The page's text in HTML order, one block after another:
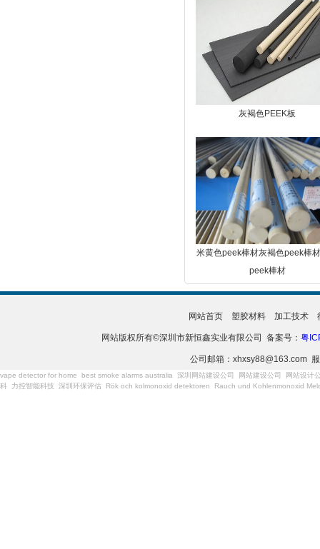
灰褐色PEEK板
米黄色peek棒材灰褐色peek棒
peek棒材
网站首页 塑胶材料 加工技术
网站版权所有©深圳市新恒鑫实业有限公司 备案号： 粤
公司邮箱：xhxsy88@163.com
vape detector for home best smoke alarms australia 深圳网站建设公司 网站建设公司
网站设计
科
力控智能科技 深圳环保评估 Rök och kolmonoxid detektoren Rauch und Kohlenmonoxid